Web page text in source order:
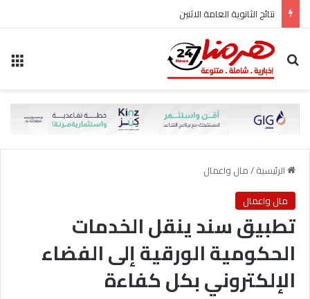
نتائج الثانوية العامة الاثنين
بحث عن
الرئيسية/مال واعمال
مال واعمال
تطبيق سند ينقل الخدمات
الحكومية الورقية إلى الفضاء
الإلكتروني بكل كفاءة